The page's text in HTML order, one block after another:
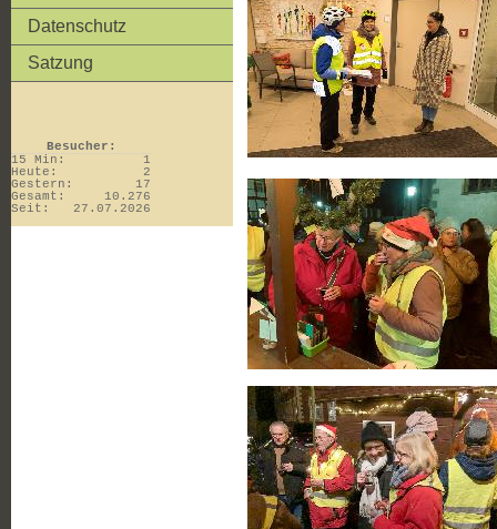
Datenschutz
Satzung
Besucher:
15 Min:
1
Heute:
2
Gestern:
17
Gesamt:
10.276
Seit:
27.07.2026